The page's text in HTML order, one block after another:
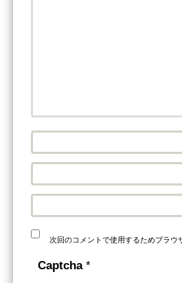
次回のコメントで使用するためブラ
Captcha *